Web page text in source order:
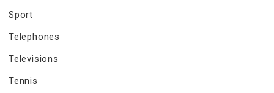
Sport
Telephones
Televisions
Tennis